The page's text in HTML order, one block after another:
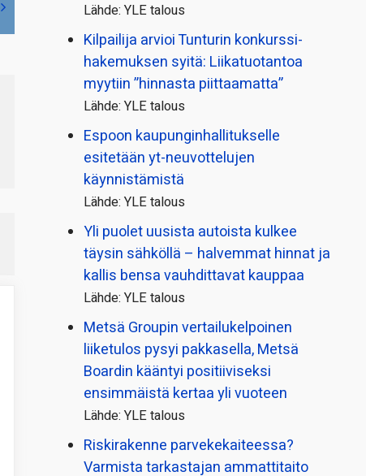
Lähde: YLE talous
Kilpailija arvioi Tunturin konkurssi­
hakemuksen syitä: Liikatuotantoa
myytiin ”hinnasta piittaamatta”
Lähde: YLE talous
Espoon kaupungin­hallitukselle
esitetään yt-neuvottelujen
käynnistämistä
Lähde: YLE talous
Yli puolet uusista autoista kulkee
täysin sähköllä – halvemmat hinnat ja
kallis bensa vauhdittavat kauppaa
Lähde: YLE talous
Metsä Groupin vertailu­kelpoinen
liiketulos pysyi pakkasella, Metsä
Boardin kääntyi positiiviseksi
ensimmäistä kertaa yli vuoteen
Lähde: YLE talous
Riskirakenne parvekekaiteessa?
Varmista tarkastajan ammattitaito